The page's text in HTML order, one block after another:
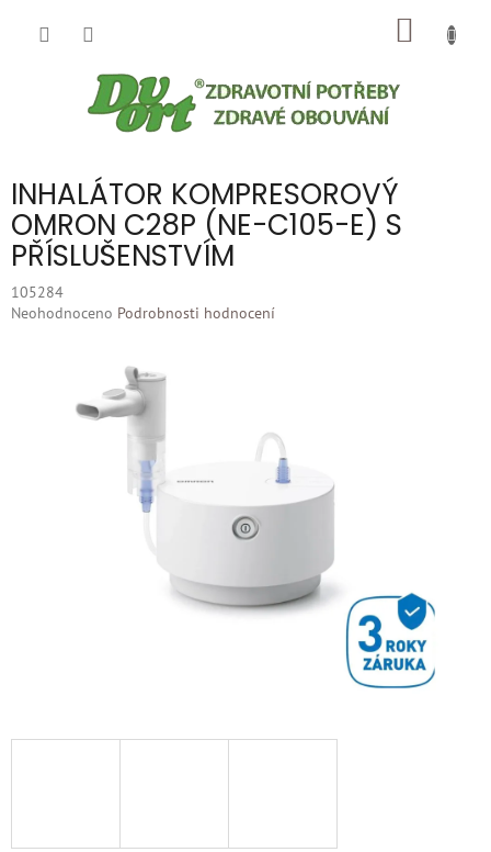
INHALÁTOR KOMPRESOROVÝ
OMRON C28P (NE-C105-E) S
PŘÍSLUŠENSTVÍM
105284
Průměrné
Neohodnoceno Podrobnosti hodnocení